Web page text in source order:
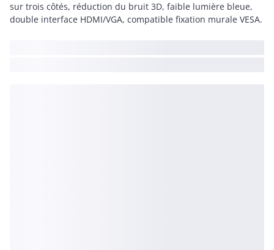
sur trois côtés, réduction du bruit 3D, faible lumière bleue,
double interface HDMI/VGA, compatible fixation murale VESA.